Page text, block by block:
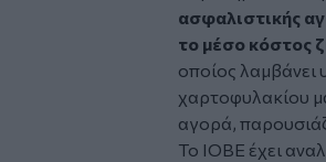
ασφαλιστικής
το μέσο κόστος
οποίος λαμβάνει
χαρτοφυλακίου
αγορά,
Το ΙΟΒΕ έχει